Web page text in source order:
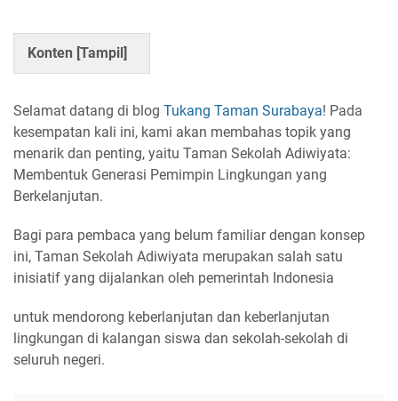
Konten [Tampil]
Selamat datang di blog Tukang Taman Surabaya! Pada
kesempatan kali ini, kami akan membahas topik yang
menarik dan penting, yaitu Taman Sekolah Adiwiyata:
Membentuk Generasi Pemimpin Lingkungan yang
Berkelanjutan.
Bagi para pembaca yang belum familiar dengan konsep
ini, Taman Sekolah Adiwiyata merupakan salah satu
inisiatif yang dijalankan oleh pemerintah Indonesia
untuk mendorong keberlanjutan dan keberlanjutan
lingkungan di kalangan siswa dan sekolah-sekolah di
seluruh negeri.